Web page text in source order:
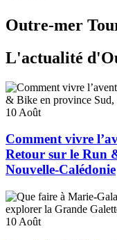
Outre-mer
L'actualité d'
10 Août
Comment vivre
Retour sur le Run
Nouvelle-Calédonie
10 Août